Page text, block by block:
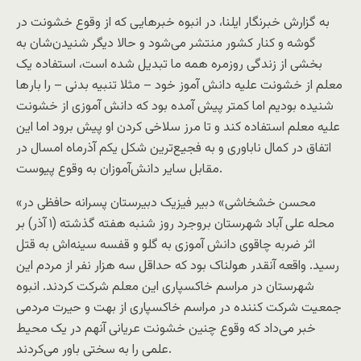
به گزارش خبرنگار ایلنا، در انبوه خبرهایی که از وقوع خشونت در
گوشه و کنار کشور منتشر می‌شود و حالا دیگر شنیدن‌شان به
بخشی از زندگی روزمره همه ما تبدیل شده است، استفاده یک
معلم از خشونت علیه دانش آموز خود – مثلا تنبیه بدنی – را بار‌ها
شنیده بودیم اما کمتر پیش آمده بود که دانش آموزی از خشونت
علیه معلم استفاده کند و تا مرز سلاخی کردن او پیش برود اما این
اتفاق در کمال ناباوری و به فجیع‌ترین شکل یکم آذرماه امسال در
مقابل سایر دانش‌آموزان به وقوع پیوست.
«محسن خشخاشی» دبیر فیزیک دبیرستان پسرانه حافظی در
محله علی آباد شهرستان بروجرد روز شنبه هفته گذشته (۱ آذر) بر
اثر ضربه چاقوی دانش آموزی به گلو و قفسه سینه‌اش به قتل
رسید. واقعه آنقدر هولناک بود که حداقل سه هزار نفر از مردم این
شهرستان در مراسم خاکسپاری این معلم شرکت کردند. انبوه
جمعیت شرکت کننده در مراسم خاکسپاری از بهت و حیرت مردمی
خبر می‌داد که وقوع چنین خشونت عریانی آنهم در یک محیط
علمی را به سختی باور می‌کردند.